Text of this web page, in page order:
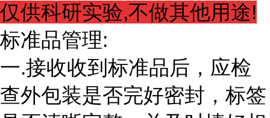
仅供科研实验,不做其他用途!
标准品管理:
一.接收收到标准品后，应检
查外包装是否完好密封，标签